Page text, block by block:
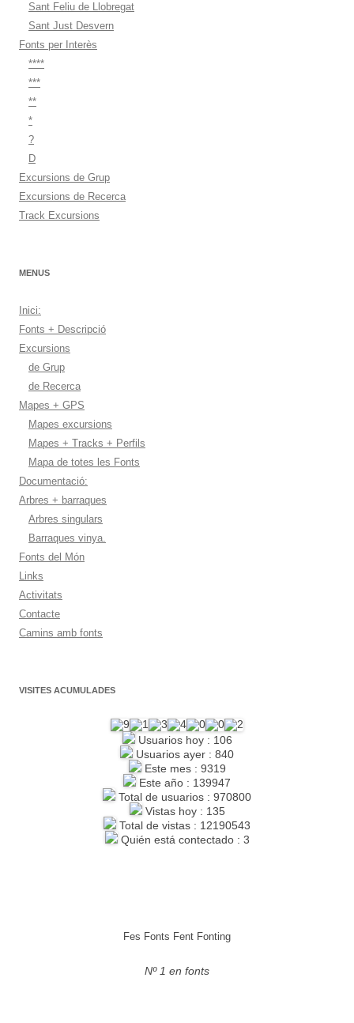
Sant Feliu de Llobregat
Sant Just Desvern
Fonts per Interès
****
***
**
*
?
D
Excursions de Grup
Excursions de Recerca
Track Excursions
MENUS
Inici:
Fonts + Descripció
Excursions
de Grup
de Recerca
Mapes + GPS
Mapes excursions
Mapes + Tracks + Perfils
Mapa de totes les Fonts
Documentació:
Arbres + barraques
Arbres singulars
Barraques vinya.
Fonts del Món
Links
Activitats
Contacte
Camins amb fonts
VISITES ACUMULADES
Usuarios hoy : 106
Usuarios ayer : 840
Este mes : 9319
Este año : 139947
Total de usuarios : 970800
Vistas hoy : 135
Total de vistas : 12190543
Quién está contectado : 3
Fes Fonts Fent Fonting
Nº 1 en fonts